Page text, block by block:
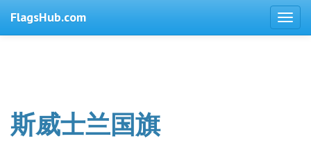
FlagsHub.com
斯威士兰国旗